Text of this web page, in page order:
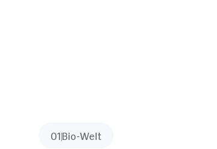
01Bio-Welt